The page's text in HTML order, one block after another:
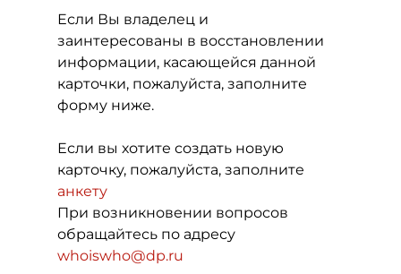
Если Вы владелец и
заинтересованы в восстановлении
информации, касающейся данной
карточки, пожалуйста, заполните
форму ниже.
Если вы хотите создать новую
карточку, пожалуйста, заполните
анкету
При возникновении вопросов
обращайтесь по адресу
whoiswho@dp.ru